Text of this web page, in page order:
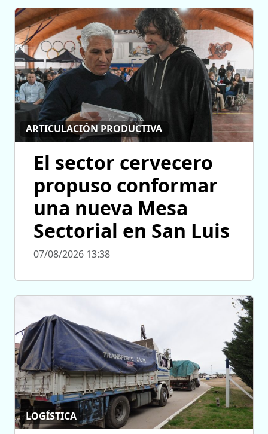
ARTICULACIÓN PRODUCTIVA
El sector cervecero
propuso conformar
una nueva Mesa
Sectorial en San Luis
07/08/2026 13:38
LOGÍSTICA